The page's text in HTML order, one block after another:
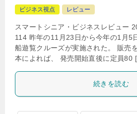
ビジネス視点
レビュー
スマートシニア・ビジネスレビュー
114 昨年の11月23日から今年の1月5
船遊覧クルーズが実施された。 販売
本によれば、 発売開始直後に定員80
続きを読む